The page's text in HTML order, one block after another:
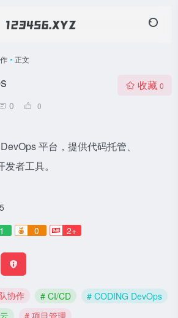
• 正文
0 0
收藏 0
平台，提供代码托管、
者工具。
1 0 2+
协作 # CI/CD
# CODING DevOps
# 项目管理